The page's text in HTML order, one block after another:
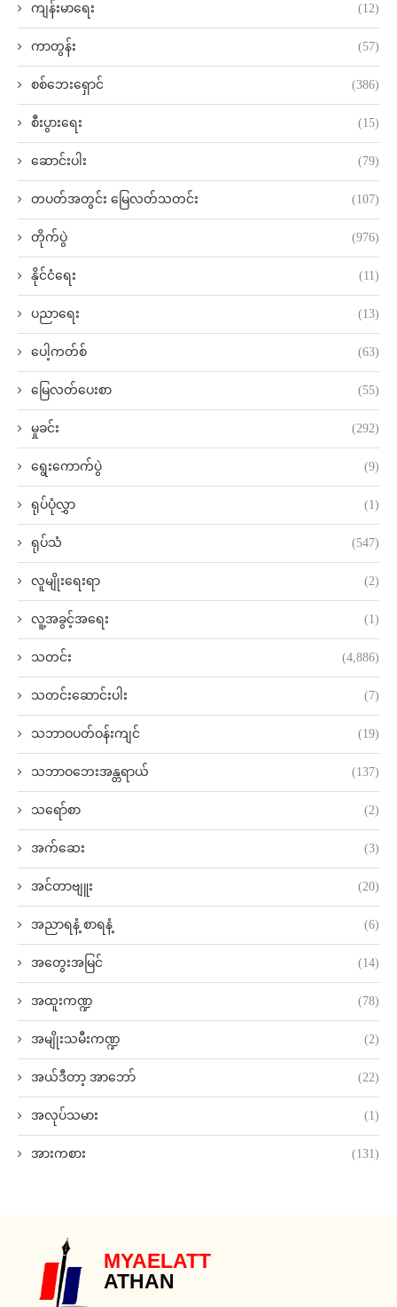
ကျန်းမာရေး (12)
ကာတွန်း (57)
စစ်ဘေးရှောင် (386)
စီးပွားရေး (15)
ဆောင်းပါး (79)
တပတ်အတွင်း မြေလတ်သတင်း (107)
တိုက်ပွဲ (976)
နိုင်ငံရေး (11)
ပညာရေး (13)
ပေါ့ကတ်စ် (63)
မြေလတ်ပေးစာ (55)
မှုခင်း (292)
ရွေးကောက်ပွဲ (9)
ရုပ်ပုံလွှာ (1)
ရုပ်သံ (547)
လူမျိုးရေးရာ (2)
လူ့အခွင့်အရေး (1)
သတင်း (4,886)
သတင်းဆောင်းပါး (7)
သဘာဝပတ်ဝန်းကျင် (19)
သဘာဝဘေးအန္တရာယ် (137)
သရော်စာ (2)
အက်ဆေး (3)
အင်တာဗျူး (20)
အညာရနံ့ စာရနံ့ (6)
အတွေးအမြင် (14)
အထူးကဏ္ဍ (78)
အမျိုးသမီးကဏ္ဍ (2)
အယ်ဒီတာ့ အာဘော် (22)
အလုပ်သမား (1)
အားကစား (131)
MYAELATT
ATHAN